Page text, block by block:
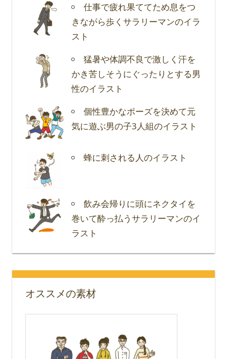
仕事で疲れ果ててため息をつ
きながら歩くサラリーマンのイラ
スト
猛暑や体調不良で激しく汗を
かき苦しそうにぐったりとする男
性のイラスト
個性豊かなポーズを決めて元
気に遊ぶ男の子3人組のイラスト
蜂に刺される人のイラスト
飲み会帰りに頭にネクタイを
巻いて酔っ払うサラリーマンのイ
ラスト
オススメの素材